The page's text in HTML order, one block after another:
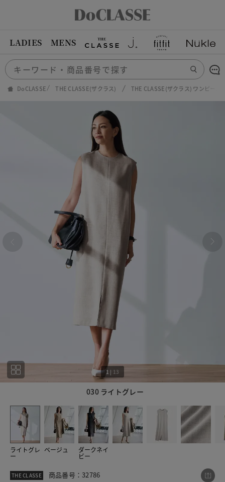
LADIES MENS
DoCLASSE THE CLASSE(ザクラス) THE CLASSE(ザクラス) ワンピース
030 ライトグレー
1 | 13
ライトグレ
ー
ベージュ ダークネイ
ビー
1
THE CLASSE 商品番号：32786